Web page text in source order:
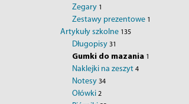
Zegary 1
Zestawy prezentowe 1
Artykuły szkolne 135
Długopisy 31
Gumki do mazania 1
Naklejki na zeszyt 4
Notesy 34
Ołówki 2